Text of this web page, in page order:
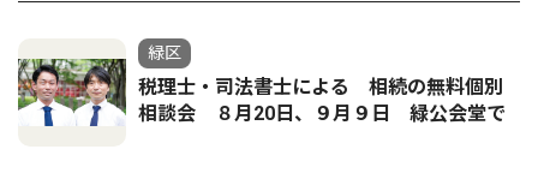
緑区
税理士・司法書士による 相続の無料個別
相談会 ８月20日、９月９日 緑公会堂で